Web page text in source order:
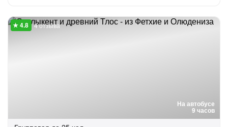
На автобусе
9 часов
4 отзыва